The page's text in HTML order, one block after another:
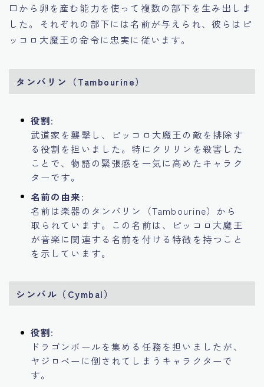
口から卵を産む能力を使って複数の部下を生み出しま
した。それぞれの部下には名前が与えられ、彼らはピ
ッコロ大魔王の命令に忠実に従います。
タンバリン（Tambourine）
役割:
武道家を襲撃し、ピッコロ大魔王の敵を排除す
る役割を担いました。特にクリリンを殺害した
ことで、物語の緊張感を一気に高めたキャラク
ターです。
名前の由来:
名前は楽器のタンバリン（Tambourine）から
取られています。この名前は、ピッコロ大魔王
が音楽に関連する名前を付ける特徴を持つこと
を示しています。
シンバル（Cymbal）
役割:
ドラゴンボールを集める任務を担いましたが、
ヤジロベーに倒されてしまうキャラクターで
す。